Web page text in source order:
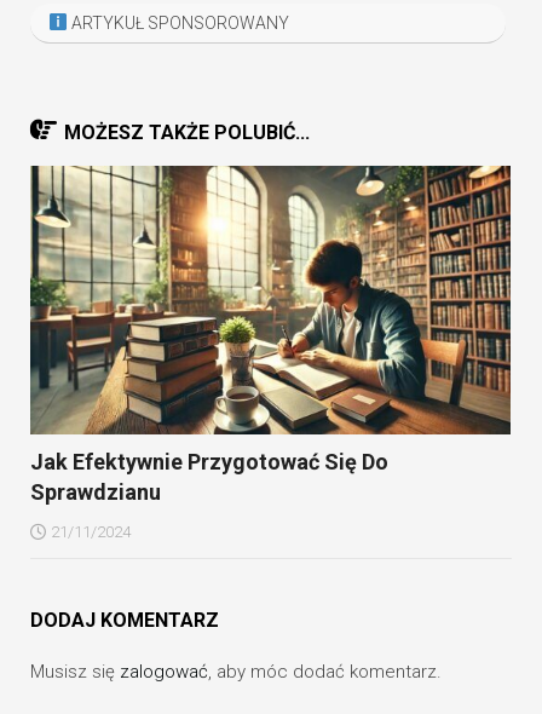
ARTYKUŁ SPONSOROWANY
MOŻESZ TAKŻE POLUBIĆ...
Jak Efektywnie Przygotować Się Do
Sprawdzianu
21/11/2024
DODAJ KOMENTARZ
Musisz się zalogować, aby móc dodać komentarz.